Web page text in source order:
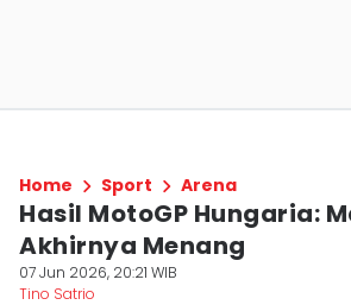
Home Sport Arena
Hasil MotoGP Hungaria:
Akhirnya Menang
07 Jun 2026, 20:21 WIB
Tino Satrio